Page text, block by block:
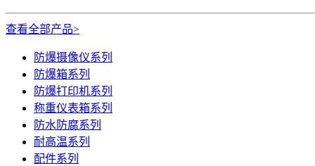
查看全部产品>
防爆摄像仪系列
防爆箱系列
防爆打印机系列
称重仪表箱系列
防水防腐系列
耐高温系列
配件系列